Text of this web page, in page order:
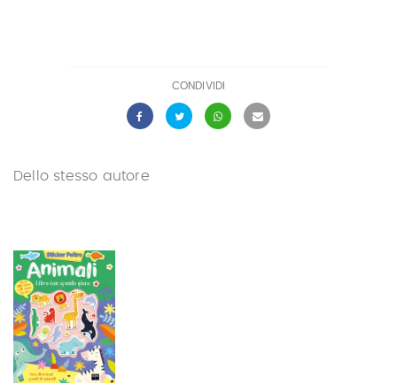
CONDIVIDI
Dello stesso autore